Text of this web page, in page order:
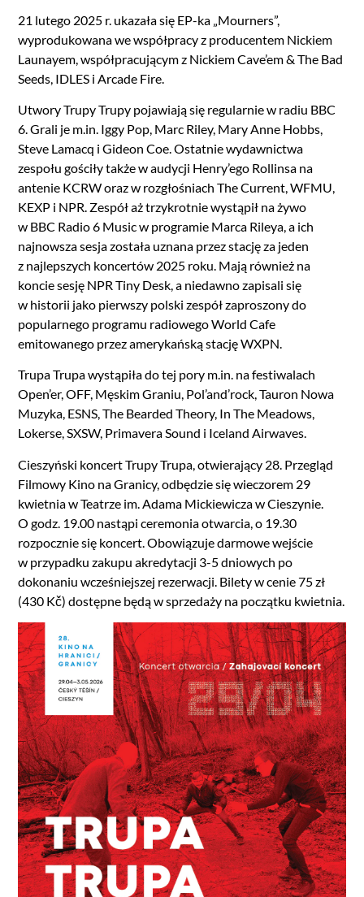
21 lutego 2025 r. ukazała się EP-ka „Mourners”,
wyprodukowana we współpracy z producentem Nickiem
Launayem, współpracującym z Nickiem Cave’em & The Bad
Seeds, IDLES i Arcade Fire.
Utwory Trupy Trupy pojawiają się regularnie w radiu BBC
6. Grali je m.in. Iggy Pop, Marc Riley, Mary Anne Hobbs,
Steve Lamacq i Gideon Coe. Ostatnie wydawnictwa
zespołu gościły także w audycji Henry’ego Rollinsa na
antenie KCRW oraz w rozgłośniach The Current, WFMU,
KEXP i NPR. Zespół aż trzykrotnie wystąpił na żywo
w BBC Radio 6 Music w programie Marca Rileya, a ich
najnowsza sesja została uznana przez stację za jeden
z najlepszych koncertów 2025 roku. Mają również na
koncie sesję NPR Tiny Desk, a niedawno zapisali się
w historii jako pierwszy polski zespół zaproszony do
popularnego programu radiowego World Cafe
emitowanego przez amerykańską stację WXPN.
Trupa Trupa wystąpiła do tej pory m.in. na festiwalach
Open’er, OFF, Męskim Graniu, Pol’and’rock, Tauron Nowa
Muzyka, ESNS, The Bearded Theory, In The Meadows,
Lokerse, SXSW, Primavera Sound i Iceland Airwaves.
Cieszyński koncert Trupy Trupa, otwierający 28. Przegląd
Filmowy Kino na Granicy, odbędzie się wieczorem 29
kwietnia w Teatrze im. Adama Mickiewicza w Cieszynie.
O godz. 19.00 nastąpi ceremonia otwarcia, o 19.30
rozpocznie się koncert. Obowiązuje darmowe wejście
w przypadku zakupu akredytacji 3-5 dniowych po
dokonaniu wcześniejszej rezerwacji. Bilety w cenie 75 zł
(430 Kč) dostępne będą w sprzedaży na początku kwietnia.